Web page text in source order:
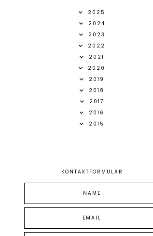
2025
2024
2023
2022
2021
2020
2019
2018
2017
2016
2015
KONTAKTFORMULAR